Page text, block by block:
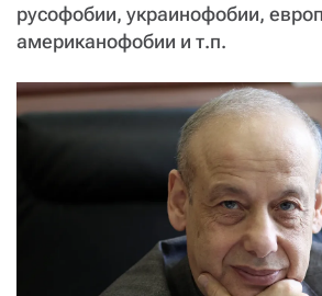
русофобии, украинофобии,
американофобии и т.п.